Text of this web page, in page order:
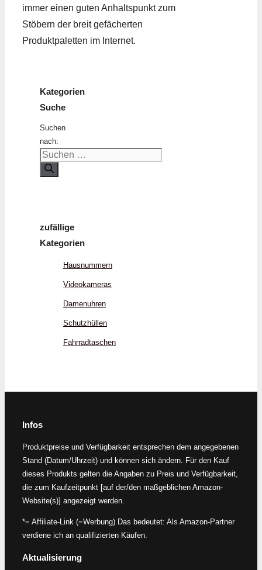
immer einen guten Anhaltspunkt zum
Stöbern der breit gefächerten
Produktpaletten im Internet.
Kategorien
Suche
Suchen
nach:
zufällige
Kategorien
Hausnummern
Videokameras
Damenuhren
Schutzhüllen
Fahrradtaschen
Infos
Produktpreise und Verfügbarkeit entsprechen dem angegebenen
Stand (Datum/Uhrzeit) und können sich ändern. Für den Kauf
dieses Produkts gelten die Angaben zu Preis und Verfügbarkeit,
die zum Kaufzeitpunkt [auf der/den maßgeblichen Amazon-
Website(s)] angezeigt werden.
*= Affiliate-Link (=Werbung) Das bedeutet: Als Amazon-Partner
verdiene ich an qualifizierten Käufen.
Aktualisierung